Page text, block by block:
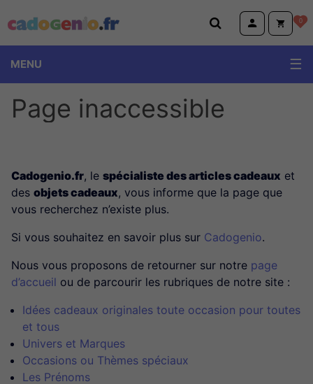
Cadogenio.fr 0
MENU
Page inaccessible
Cadogenio.fr, le spécialiste des articles cadeaux et
des objets cadeaux, vous informe que la page que
vous recherchez n’existe plus.
Si vous souhaitez en savoir plus sur Cadogenio.
Nous vous proposons de retourner sur notre page
d’accueil ou de parcourir les rubriques de notre site :
Idées cadeaux originales toute occasion pour toutes
et tous
Univers et Marques
Occasions ou Thèmes spéciaux
Les Prénoms